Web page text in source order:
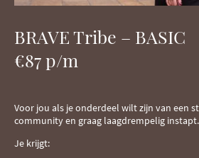
BRAVE Tribe – BASIC
€87 p/m
Voor jou als je onderdeel wilt zijn van een
community en graag laagdrempelig instapt.
Je krijgt: